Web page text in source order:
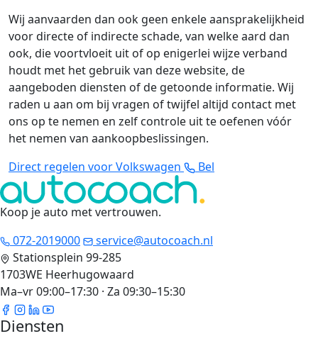
Wij aanvaarden dan ook geen enkele aansprakelijkheid
voor directe of indirecte schade, van welke aard dan
ook, die voortvloeit uit of op enigerlei wijze verband
houdt met het gebruik van deze website, de
aangeboden diensten of de getoonde informatie. Wij
raden u aan om bij vragen of twijfel altijd contact met
ons op te nemen en zelf controle uit te oefenen vóór
het nemen van aankoopbeslissingen.
Direct regelen voor Volkswagen
Bel
Koop je auto met vertrouwen.
072-2019000
service@autocoach.nl
Stationsplein 99-285
1703WE Heerhugowaard
Ma–vr 09:00–17:30 · Za 09:30–15:30
Diensten